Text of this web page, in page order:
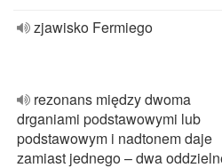
zjawisko Fermiego
rezonans między dwoma
drganiami podstawowymi lub
podstawowym i nadtonem daje
zamiast jednego – dwa